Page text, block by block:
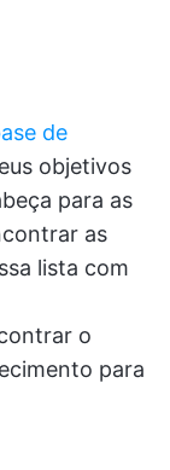
de
objetivos
para as
as
lista com
o
para